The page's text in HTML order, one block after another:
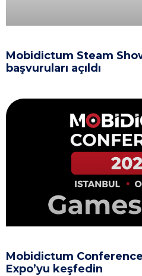
Mobidictum Steam
başvuruları açıldı
Mobidictum
Expo’yu keşfedin